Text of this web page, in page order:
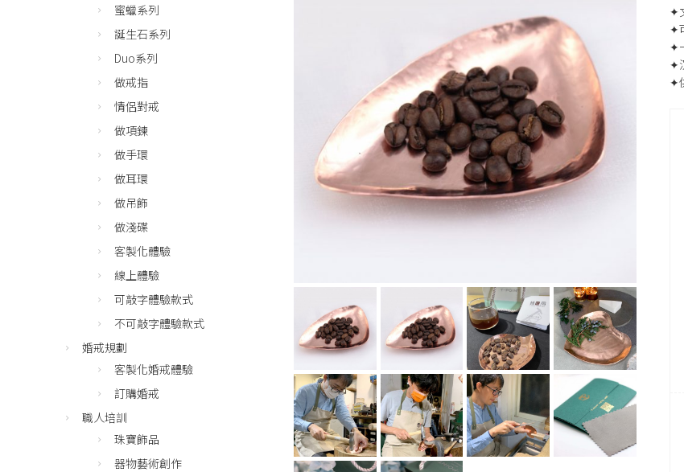
✦
✦
✦
✦
✦
蜜蠟系列
誕生石系列
Duo系列
做戒指
情侶對戒
做項鍊
做手環
做耳環
做吊飾
做淺碟
客製化體驗
線上體驗
可敲字體驗款式
不可敲字體驗款式
婚戒規劃
客製化婚戒體驗
訂購婚戒
職人培訓
珠寶飾品
器物藝術創作